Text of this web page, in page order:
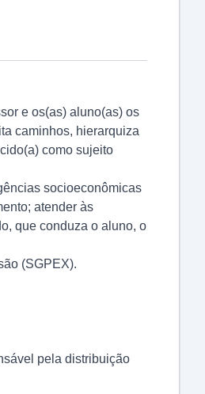
e os(as) aluno(as) os
caminhos, hierarquiza
como sujeito
socioeconômicas
atender às
que conduza o aluno, o
(SGPEX).
pela distribuição